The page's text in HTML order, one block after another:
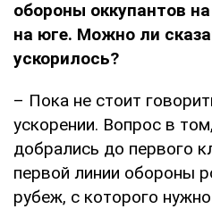
обороны оккупантов
на юге. Можно ли
ускорилось?
– Пока не стоит
ускорении. Вопрос в
добрались до первого
первой линии обороны
рубеж, с которого